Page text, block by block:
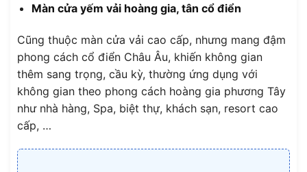
Màn cửa yếm vải hoàng gia, tân cổ điển
Cũng thuộc màn cửa vải cao cấp, nhưng mang đậm
phong cách cổ điển Châu Âu, khiến không gian
thêm sang trọng, cầu kỳ, thường ứng dụng với
không gian theo phong cách hoàng gia phương Tây
như nhà hàng, Spa, biệt thự, khách sạn, resort cao
cấp, …